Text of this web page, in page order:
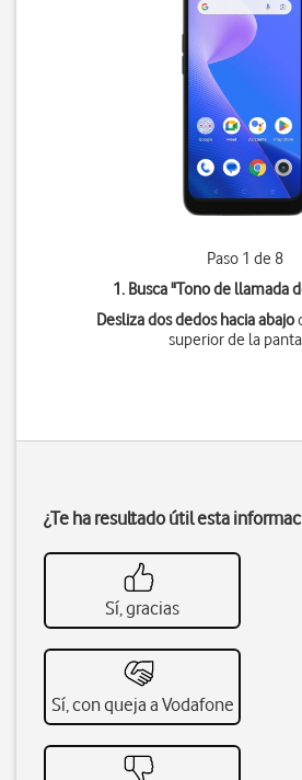
Paso 1 de 8
1. Busca "Tono de llamada
Desliza dos dedos hacia abajo
superior de la
¿Te ha resultado útil esta
Sí, gracias
Sí, con queja a Vodafone